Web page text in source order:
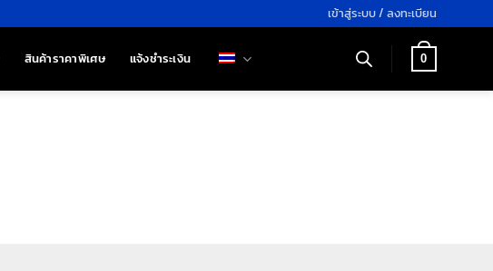
เข้าสู่ระบบ / ลงทะเบียน
สินค้าราคาพิเศษ แจ้งชำระเงิน 0